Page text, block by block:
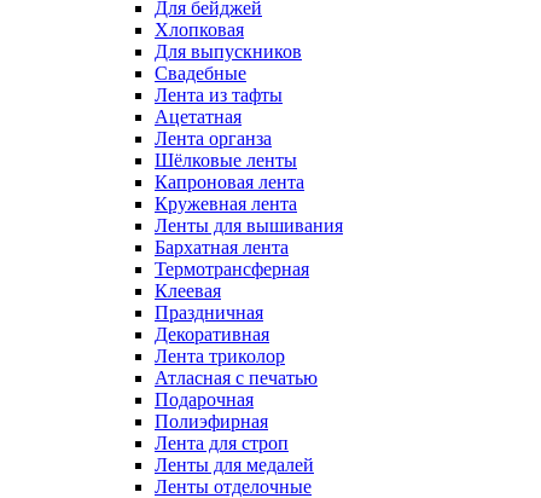
Для бейджей
Хлопковая
Для выпускников
Свадебные
Лента из тафты
Ацетатная
Лента органза
Шёлковые ленты
Капроновая лента
Кружевная лента
Ленты для вышивания
Бархатная лента
Термотрансферная
Клеевая
Праздничная
Декоративная
Лента триколор
Атласная с печатью
Подарочная
Полиэфирная
Лента для строп
Ленты для медалей
Ленты отделочные